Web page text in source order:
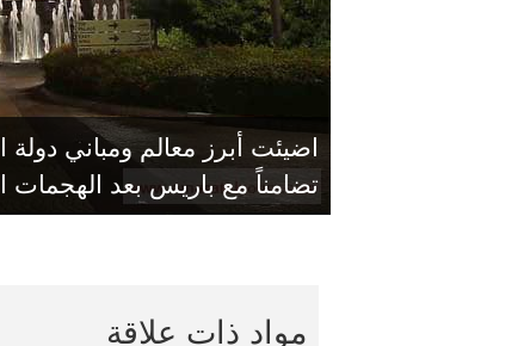
اضيئت أبرز معالم ومباني دولة
تضامناً مع باريس بعد الهجمات
مواد ذات علاقة